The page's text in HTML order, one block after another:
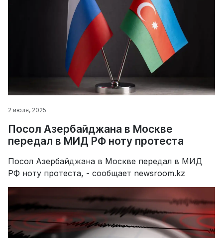
2 июля, 2025
Посол Азербайджана в Москве
передал в МИД РФ ноту протеста
Посол Азербайджана в Москве передал в МИД
РФ ноту протеста, - сообщает newsroom.kz